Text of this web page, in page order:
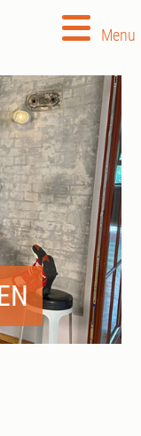
Menu